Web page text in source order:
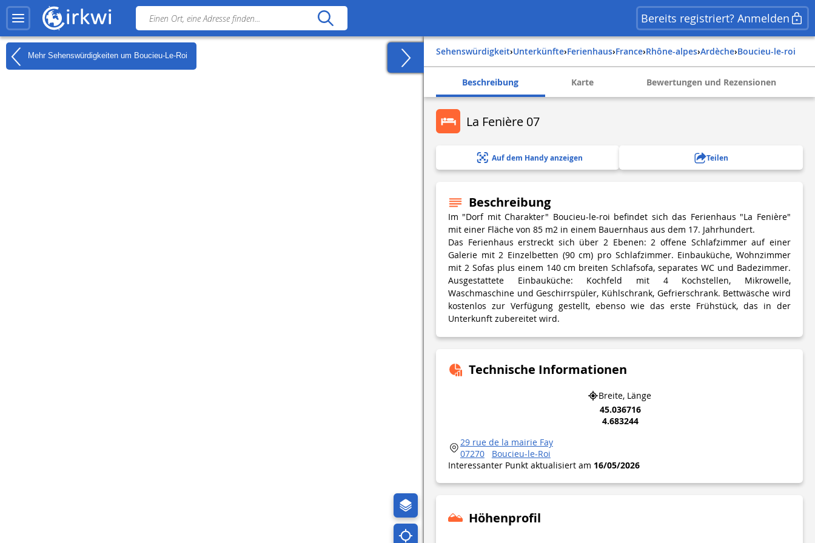
Bereits registriert? Anmelden
Mehr Sehenswürdigkeiten um Boucieu-Le-Roi Sehenswürdigkeit› Unterkünfte› Ferienhaus› france› rhône-alpes› ardèche› boucieu-le-roi
Beschreibung Karte Bewertungen und Rezensionen
La Fenière 07
Auf dem Handy anzeigen Teilen
Beschreibung
Im "Dorf mit Charakter" Boucieu-le-roi befindet sich das Ferienhaus "La Fenière"
mit einer Fläche von 85 m2 in einem Bauernhaus aus dem 17. Jahrhundert.
Das Ferienhaus erstreckt sich über 2 Ebenen: 2 offene Schlafzimmer auf einer
Galerie mit 2 Einzelbetten (90 cm) pro Schlafzimmer. Einbauküche, Wohnzimmer
mit 2 Sofas plus einem 140 cm breiten Schlafsofa, separates WC und Badezimmer.
Ausgestattete Einbauküche: Kochfeld mit 4 Kochstellen, Mikrowelle,
Waschmaschine und Geschirrspüler, Kühlschrank, Gefrierschrank. Bettwäsche wird
kostenlos zur Verfügung gestellt, ebenso wie das erste Frühstück, das in der
Unterkunft zubereitet wird.
Technische Informationen
Breite, Länge
45.036716
4.683244
29 rue de la mairie Fay
07270
Boucieu-le-Roi
Interessanter Punkt aktualisiert am 16/05/2026
Höhenprofil